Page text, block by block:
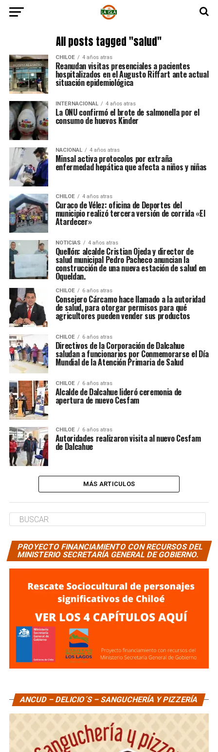
All posts tagged "salud"
CHILOE 4 años atras
Reanudan visitas presenciales a pacientes
hospitalizados en el Augusto Riffart ante actual
situación epidemiológica
INTERNACIONAL 4 años atras
La ONU confirmó el brote de salmonella por el
consumo de huevos Kinder
NACIONAL 4 años atras
Minsal activa protocolos por extraña
enfermedad hepática que afecta a niños y niñas
CHILOE 4 años atras
Curaco de Vélez: oficina de Deportes del
municipio realizó tercera versión de corrida «El
Atardecer»
NOTICIAS 4 años atras
Quellón: alcalde Cristian Ojeda y director de
salud municipal Pedro Pacheco anuncian la
construcción de una nueva estación de salud en
Oqueldan.
CHILOE 6 años atras
Consejero Cárcamo hace llamado a la autoridad
de salud, para otorgar permisos para qué
agricultores pueden vender sus productos
CHILOE 6 años atras
Directivos de la Corporación de Dalcahue
saludan a funcionarios por Conmemorarse el Día
Mundial de la Atención Primaria de Salud
CHILOE 6 años atras
Alcalde de Dalcahue lideró ceremonia de
apertura de nuevo Cesfam
CHILOE 6 años atras
Autoridades realizaron visita al nuevo Cesfam
de Dalcahue
MÁS ARTICULOS
PROYECTO FINANCIAMIENTO CON RECURSOS DEL
MINISTERIO SECRETARÍA GENERAL DE GOBIERNO.
ANCUD – DELICIO´S – SANGUCHERÍA Y PIZZERÍA